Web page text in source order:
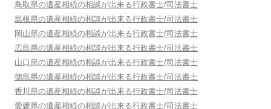
鳥取県の遺産相続の相談が出来る行政書士/司法書士
島根県の遺産相続の相談が出来る行政書士/司法書士
岡山県の遺産相続の相談が出来る行政書士/司法書士
広島県の遺産相続の相談が出来る行政書士/司法書士
山口県の遺産相続の相談が出来る行政書士/司法書士
徳島県の遺産相続の相談が出来る行政書士/司法書士
香川県の遺産相続の相談が出来る行政書士/司法書士
愛媛県の遺産相続の相談が出来る行政書士/司法書士